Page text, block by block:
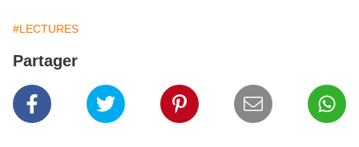
#LECTURES
Partager